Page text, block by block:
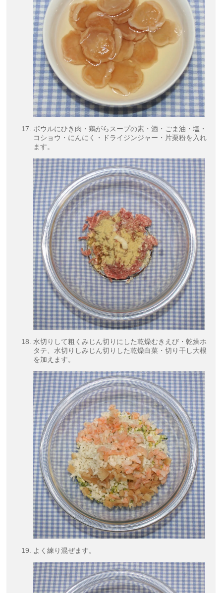
ボウルにひき肉・鶏がらスープの素・酒・ごま油・塩・
コショウ・にんにく・ドライジンジャー・片栗粉を入れ
ます。
水切りして粗くみじん切りにした乾燥むきえび・乾燥ホ
タテ、水切りしみじん切りした乾燥白菜・切り干し大根
を加えます。
よく練り混ぜます。